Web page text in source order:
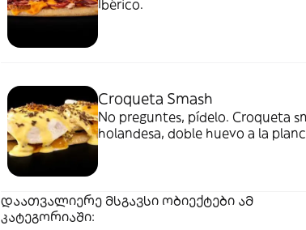
Ibérico.
Croqueta Smash
No preguntes, pídelo. Croqueta
holandesa, doble huevo a la
დაათვალიერე მსგავსი ობიექტები ამ
კატეგორიაში: